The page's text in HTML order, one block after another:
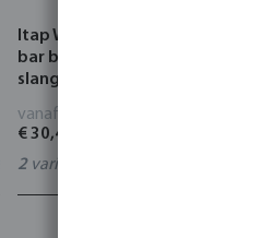
Itap Wartelkraan messing 8
bar buitendraad x
slangtule type 355S
vanaf
€ 30,45
2varianten